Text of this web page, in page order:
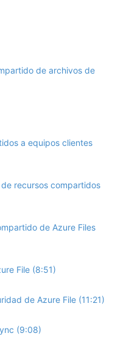
de archivos de
a equipos clientes
recursos compartidos
de Azure Files
File (8:51)
de Azure File (11:21)
(9:08)